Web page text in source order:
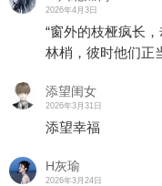
2026年4月3日
“窗外的枝桠疯长
林梢，彼时他们正
添望闺女
2026年3月31日
添望幸福
H灰瑜
2026年3月24日